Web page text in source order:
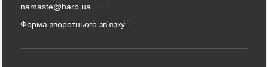
namaste@barb.ua
Форма зворотнього зв'язку